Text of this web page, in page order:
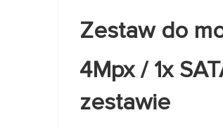
Zestaw do
4Mpx / 1x
zestawie